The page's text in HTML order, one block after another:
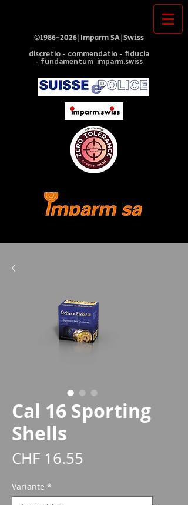
©1986-2026|Imparm SA|Swiss
discretio - commendatio - fiducia
- fundamentum imparm.swiss
Cal 16 Sporting
Shells
CHF 16.55
Variante *